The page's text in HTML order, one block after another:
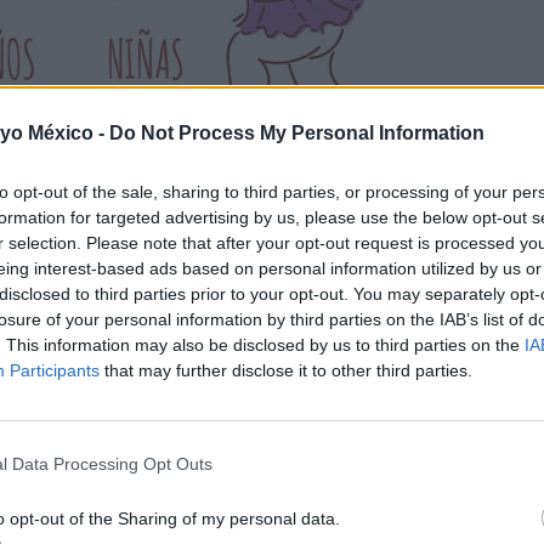
México - Do Not Process My Personal Information
opt-out of the sale, sharing to third parties, or processing of your
for targeted advertising by us, please use the below opt-out
selection. Please note that after your opt-out request is processed
interest-based ads based on personal information utilized by us
to third parties prior to your opt-out. You may separately
of your personal information by third parties on the IAB’s list of
This information may also be disclosed by us to third parties on the
Participants that may further disclose it to other third parties.
Data Processing Opt Outs
opt-out of the Sharing of my personal data.
su aventura del día a día, descubrirá tanto cosas que le
incluso miedoso. ¿Cómo avanza su nivel de autonomía?:
cuando lo vistes.
entiende muchas más.
poco inestable. Es capaz de sentarse dejándose caer
y seguir instrucciones simples.​